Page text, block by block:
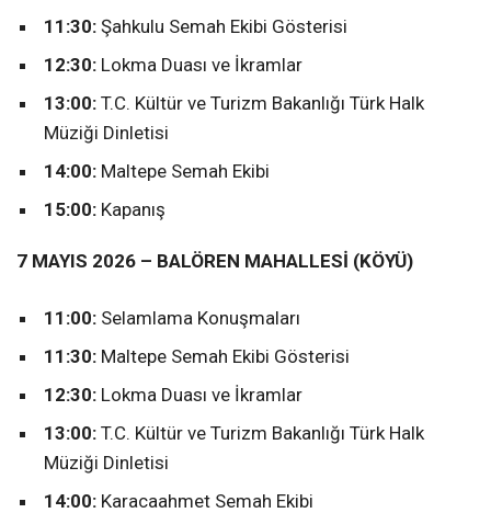
11:30: Şahkulu Semah Ekibi Gösterisi
12:30: Lokma Duası ve İkramlar
13:00: T.C. Kültür ve Turizm Bakanlığı Türk Halk
Müziği Dinletisi
14:00: Maltepe Semah Ekibi
15:00: Kapanış
7 MAYIS 2026 – BALÖREN MAHALLESİ (KÖYÜ)
11:00: Selamlama Konuşmaları
11:30: Maltepe Semah Ekibi Gösterisi
12:30: Lokma Duası ve İkramlar
13:00: T.C. Kültür ve Turizm Bakanlığı Türk Halk
Müziği Dinletisi
14:00: Karacaahmet Semah Ekibi